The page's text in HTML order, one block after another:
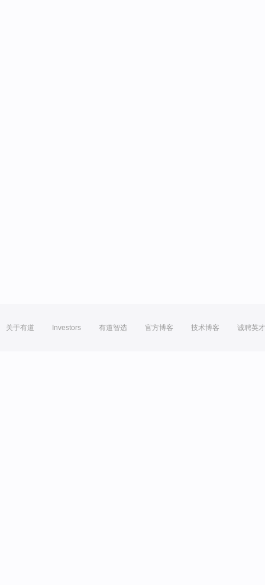
关于有道 Investors 有道智选 官方博客 技术博客 诚聘英才